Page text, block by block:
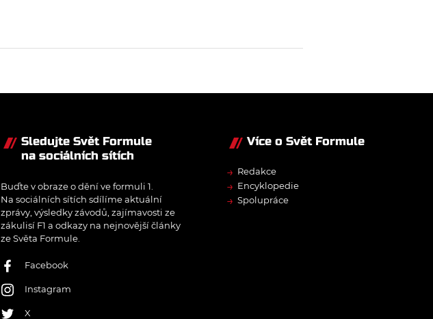
Sledujte Svět Formule
na sociálních sítích
Buďte v obraze o dění ve formuli 1.
Na sociálních sítích sdílíme aktuální
zprávy, výsledky závodů, zajímavosti ze
zákulisí F1 a odkazy na nejnovější články
ze Světa Formule.
Facebook
Instagram
X
Více o Svět Formule
→ Redakce
→ Encyklopedie
→ Spolupráce